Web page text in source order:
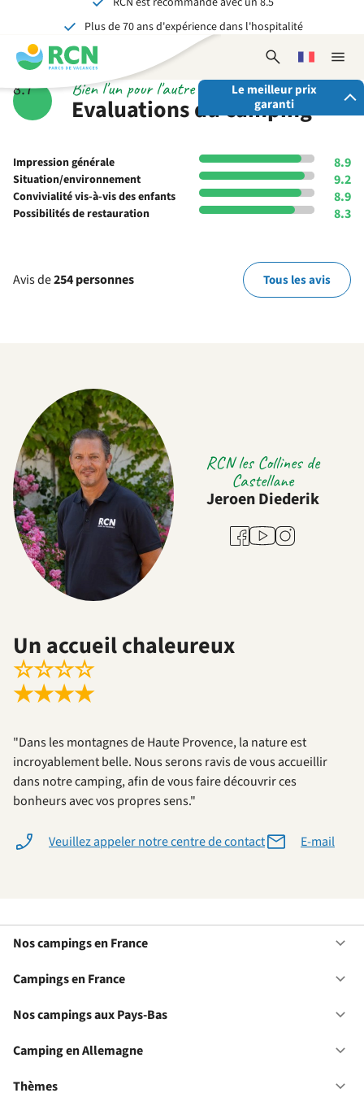
contenu
de
l'en-
tête
contenu
principal
disponibilités
contenu
du
pied
de
page
Plus de 70 ans d'expérience dans l'hospitalité
Inoubliable pour petits et grands
la
Ouvrir
le
formulaire
de
recherche
Choisissez
une
langue
Le meilleur prix
garanti
En réservant via RCN, vous avez:
✓ La garantie du meilleur prix
✓ Des avantages exclusifs
✓ Un contact personnalisé
8.7
Evaluations du camping
Bien l'un pour l'autre
Impression générale 8.9
Situation/environnement 9.2
Convivialité vis-à-vis des enfants 8.9
Possibilités de restauration 8.3
Avis de254 personnes Tous les avis
RCN les Collines de
Castellane
Jeroen Diederik
Facebook
YoutubeInstagram
Un accueil chaleureux
☆☆☆☆
★★★★
"Dans les montagnes de Haute Provence, la nature est
incroyablement belle. Nous serons ravis de vous accueillir
dans notre camping, afin de vous faire découvrir ces
bonheurs avec vos propres sens."
Veuillez appeler notre centre de contact E-mail
Nos campings en France
Campings en France
Nos campings aux Pays-Bas
Camping en Allemagne
Thèmes